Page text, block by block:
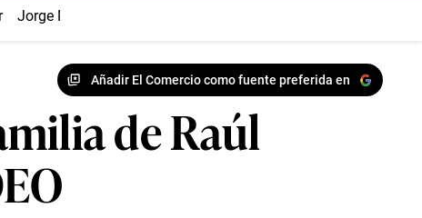
Jorge Messi
Añadir El Comercio como fuente preferida en
de Raúl